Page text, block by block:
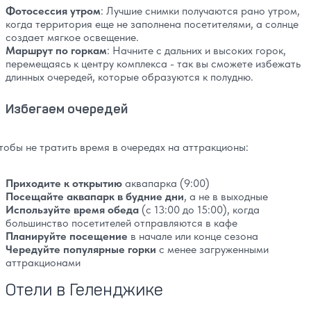
Фотосессия утром: Лучшие снимки получаются рано утром,
когда территория еще не заполнена посетителями, а солнце
создает мягкое освещение.
Маршрут по горкам: Начните с дальних и высоких горок,
перемещаясь к центру комплекса - так вы сможете избежать
длинных очередей, которые образуются к полудню.
Избегаем очередей
не тратить время в очередях на аттракционы:
Приходите к открытию аквапарка (9:00)
Посещайте аквапарк в будние дни, а не в выходные
Используйте время обеда (с 13:00 до 15:00), когда
большинство посетителей отправляются в кафе
Планируйте посещение в начале или конце сезона
Чередуйте популярные горки с менее загруженными
аттракционами
Отели в Геленджике